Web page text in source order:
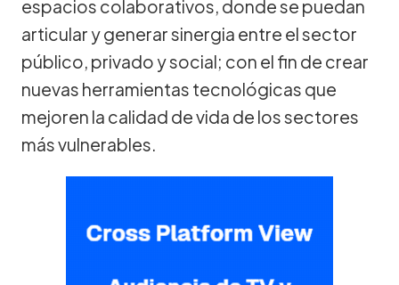
espacios colaborativos, donde se puedan
articular y generar sinergia entre el sector
público, privado y social; con el fin de crear
nuevas herramientas tecnológicas que
mejoren la calidad de vida de los sectores
más vulnerables.